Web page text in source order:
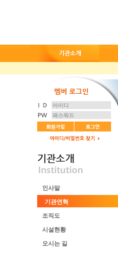
인사말
기관연혁
조직도
시설현황
오시는 길